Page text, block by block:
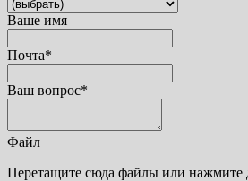
Ваше имя
Почта*
Ваш вопрос*
Файл
Перетащите сюда файлы или нажмите